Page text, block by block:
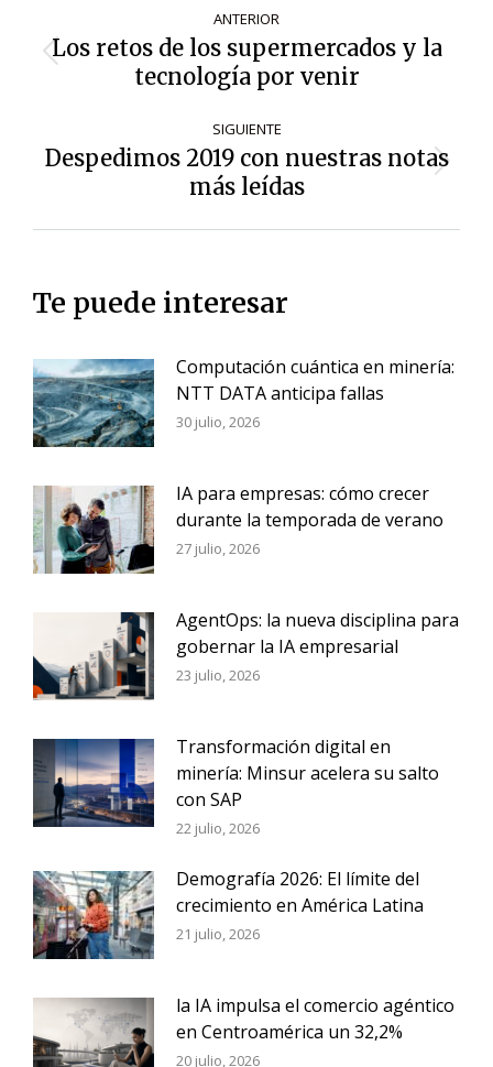
de
entradas
ANTERIOR
Entrada
anterior:
Los retos de los supermercados y la
tecnología por venir
SIGUIENTE
Siguiente
entrada:
Despedimos 2019 con nuestras notas
más leídas
Te puede interesar
Computación cuántica en minería:
NTT DATA anticipa fallas
30 julio, 2026
IA para empresas: cómo crecer
durante la temporada de verano
27 julio, 2026
AgentOps: la nueva disciplina para
gobernar la IA empresarial
23 julio, 2026
Transformación digital en
minería: Minsur acelera su salto
con SAP
22 julio, 2026
Demografía 2026: El límite del
crecimiento en América Latina
21 julio, 2026
la IA impulsa el comercio agéntico
en Centroamérica un 32,2%
20 julio, 2026